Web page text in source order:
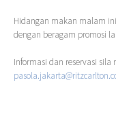
Hidangan makan malam ini
dengan beragam promosi
Informasi dan reservasi